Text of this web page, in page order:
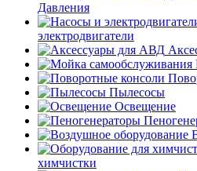
Давления
электродвигатели
Пылесосы
Освещение
химчистки